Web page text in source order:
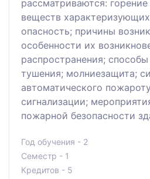
рассматриваются:
веществ
опасность; причины
особенности их
распространения;
тушения; молниезащита;
автоматического
сигнализации;
пожарной безопасности
Год обучения - 2
Семестр - 1
Кредитов - 5